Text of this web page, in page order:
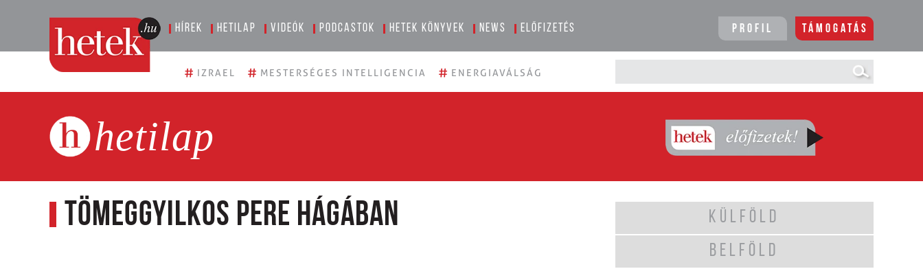
Hírek Hetilap Videók Podcastok Hetek könyvek News Előfizetés Profil Támogatás
# IZRAEL # MESTERSÉGES INTELLIGENCIA # ENERGIAVÁLSÁG
hetilap
Tömeggyilkos pere Hágában
KÜLFÖLD
BELFÖLD